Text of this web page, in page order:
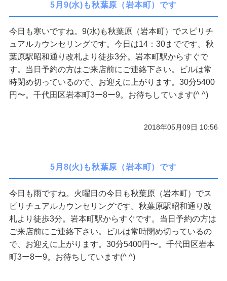
5月9(水)も秋葉原（岩本町）です
今日も寒いですね。9(水)も秋葉原（岩本町）でスピリチ
ュアルカウンセリングです。今日は14：30までです。秋
葉原駅昭和通り改札より徒歩3分。岩本町駅からすぐで
す。当日予約の方はご来店前にご連絡下さい。ビルは常
時閉め切っているので、お迎えに上がります。30分5400
円〜。千代田区岩本町3ー8ー9。お待ちしています(^ ^)
2018年05月09日 10:56
5月8(火)も秋葉原（岩本町）です
今日も雨ですね。火曜日の今日も秋葉原（岩本町）でス
ピリチュアルカウンセリングです。秋葉原駅昭和通り改
札より徒歩3分。岩本町駅からすぐです。当日予約の方は
ご来店前にご連絡下さい。ビルは常時閉め切っているの
で、お迎えに上がります。30分5400円〜。千代田区岩本
町3ー8ー9。お待ちしています(^ ^)